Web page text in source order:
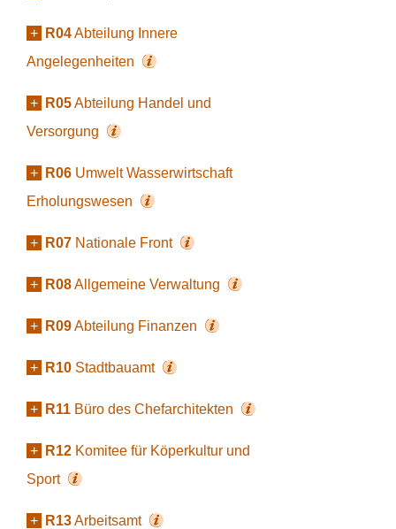
+ R04Abteilung Innere
Angelegenheiten
+ R05Abteilung Handel und
Versorgung
+ R06 Umwelt Wasserwirtschaft
Erholungswesen
+ R07 Nationale Front
+ R08Allgemeine Verwaltung
+ R09Abteilung Finanzen
+ R10 Stadtbauamt
+ R11 Büro des Chefarchitekten
+ R12 Komitee für Köperkultur und
Sport
+ R13Arbeitsamt